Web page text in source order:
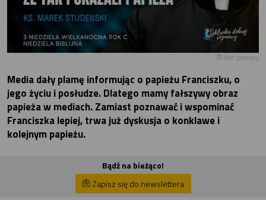
Mat.prasowy
Media dały plamę informując o papieżu Franciszku, o
jego życiu i posłudze. Dlatego mamy fałszywy obraz
papieża w mediach. Zamiast poznawać i wspominać
Franciszka lepiej, trwa już dyskusja o konklawe i
kolejnym papieżu.
Bądź na bieżąco!
Zapisz się do newslettera